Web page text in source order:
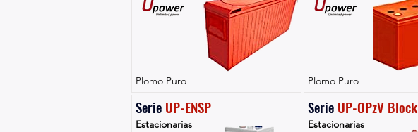
Plomo Puro
Serie UP-ENSP
Estacionarias
Plomo Puro
Serie UP-OPzV Block
Estacionarias